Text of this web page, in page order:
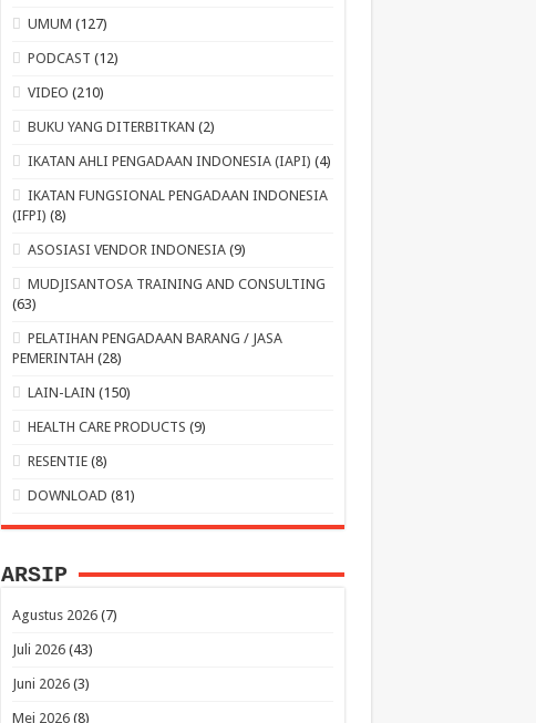
UMUM (127)
PODCAST (12)
VIDEO (210)
BUKU YANG DITERBITKAN (2)
IKATAN AHLI PENGADAAN INDONESIA (IAPI) (4)
IKATAN FUNGSIONAL PENGADAAN INDONESIA
(IFPI) (8)
ASOSIASI VENDOR INDONESIA (9)
MUDJISANTOSA TRAINING AND CONSULTING
(63)
PELATIHAN PENGADAAN BARANG / JASA
PEMERINTAH (28)
LAIN-LAIN (150)
HEALTH CARE PRODUCTS (9)
RESENTIE (8)
DOWNLOAD (81)
ARSIP
Agustus 2026(7)
Juli 2026(43)
Juni 2026(3)
Mei 2026(8)